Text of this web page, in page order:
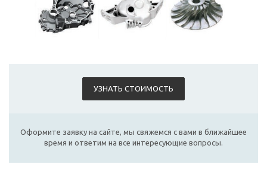
УЗНАТЬ СТОИМОСТЬ
Оформите заявку на сайте, мы свяжемся с вами в ближайшее
время и ответим на все интересующие вопросы.